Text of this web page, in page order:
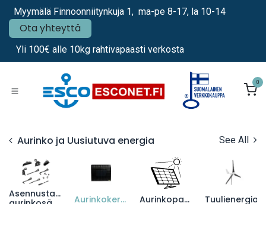
Siirry sisältöön
Myymälä Finnoonniitynkuja 1, ma-pe 8-17, la 10-14
Ota yhteyttä
Yli 100€ alle 10kg rahtivapaasti verkosta
0
Aurinko ja Uusiutuva energia See All
Asennustarvikkeet
Aurinkokeräimet Aurinkopanelit Tuulienergia